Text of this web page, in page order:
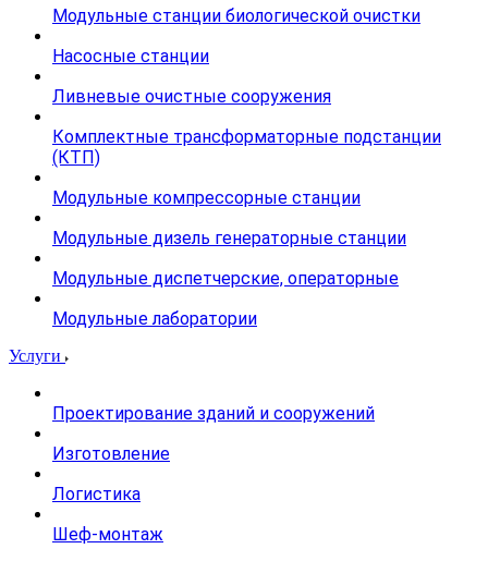
Модульные станции биологической очистки
Насосные станции
Ливневые очистные сооружения
Комплектные трансформаторные подстанции
(КТП)
Модульные компрессорные станции
Модульные дизель генераторные станции
Модульные диспетчерские, операторные
Модульные лаборатории
Услуги
Проектирование зданий и сооружений
Изготовление
Логистика
Шеф-монтаж